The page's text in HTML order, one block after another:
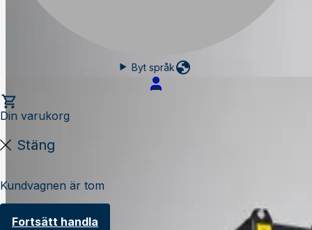
Byt språk
Din varukorg
Stäng
Kundvagnen är tom
Fortsätt handla